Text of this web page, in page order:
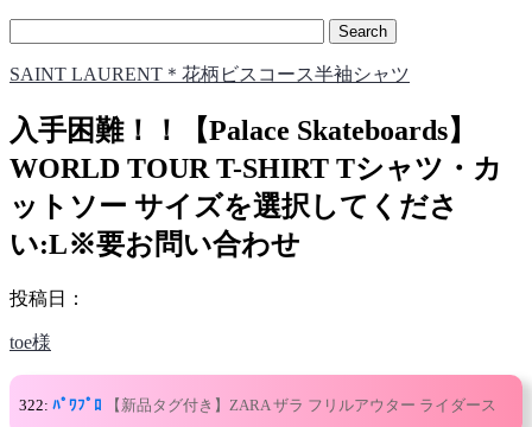
SAINT LAURENT＊花柄ビスコース半袖シャツ
入手困難！！【Palace Skateboards】
WORLD TOUR T-SHIRT Tシャツ・カ
ットソー サイズを選択してくださ
い:L※要お問い合わせ
投稿日：
toe様
322: ﾊﾟﾜﾌﾟﾛ 【新品タグ付き】ZARA ザラ フリルアウター ライダース